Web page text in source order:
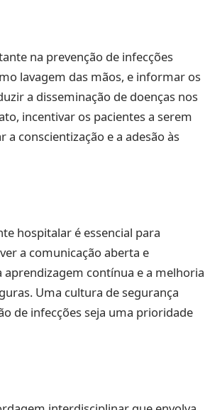
na prevenção de infecções
lavagem das mãos, e informar os
a disseminação de doenças nos
incentivar os pacientes a serem
conscientização e a adesão às
hospitalar é essencial para
a comunicação aberta e
contínua e a melhoria
Uma cultura de segurança
de infecções seja uma prioridade